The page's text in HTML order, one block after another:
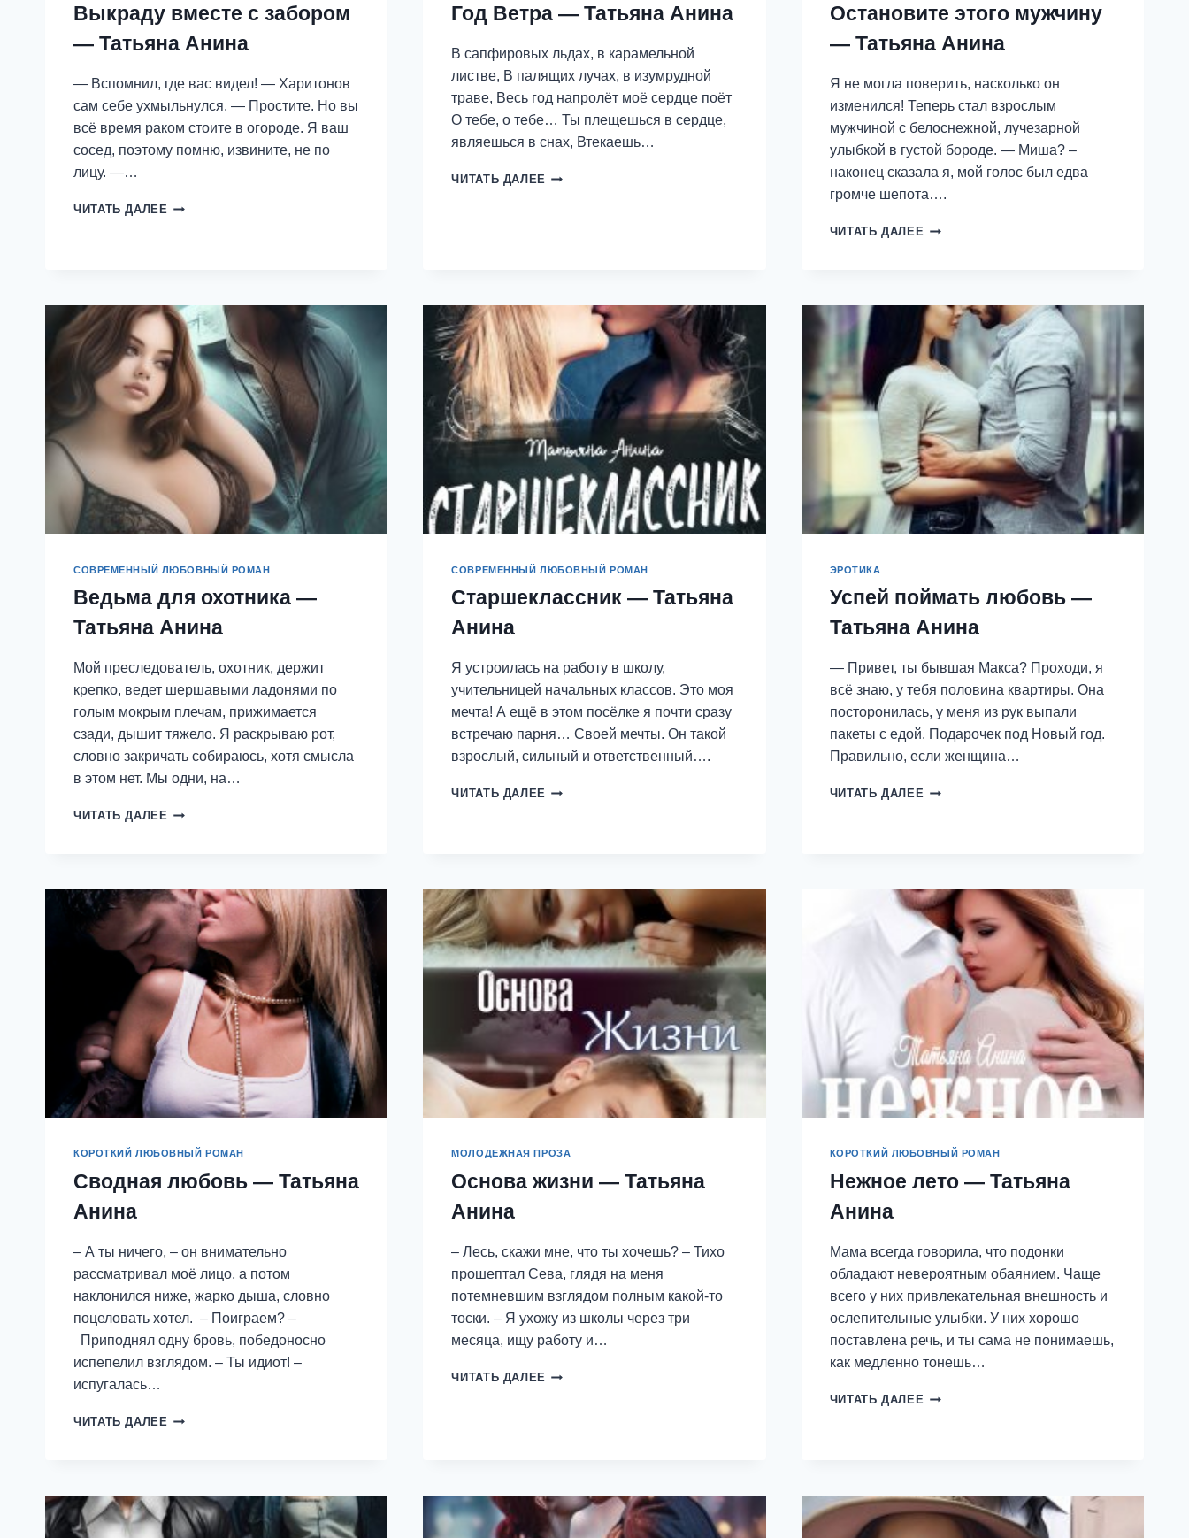
Выкраду вместе с забором
— Татьяна Анина
— Вспомнил, где вас видел! — Харитонов
сам себе ухмыльнулся. — Простите. Но вы
всё время раком стоите в огороде. Я ваш
сосед, поэтому помню, извините, не по
лицу. —…
ЧИТАТЬ ДАЛЕЕ ВЫКРАДУ
АНИНА
Год Ветра — Татьяна Анина
В сапфировых льдах, в карамельной
листве, В палящих лучах, в изумрудной
траве, Весь год напролёт моё сердце поёт
О тебе, о тебе… Ты плещешься в сердце,
являешься в снах, Втекаешь…
ЧИТАТЬ ДАЛЕЕ ГОД
Остановите этого мужчину
— Татьяна Анина
Я не могла поверить, насколько он
изменился! Теперь стал взрослым
мужчиной с белоснежной, лучезарной
улыбкой в густой бороде. — Миша? –
наконец сказала я, мой голос был едва
громче шепота….
ЧИТАТЬ ДАЛЕЕ ОСТАНОВИТЕ
АНИНА
СОВРЕМЕННЫЙ ЛЮБОВНЫЙ РОМАН
Ведьма для охотника —
Татьяна Анина
Мой преследователь, охотник, держит
крепко, ведет шершавыми ладонями по
голым мокрым плечам, прижимается
сзади, дышит тяжело. Я раскрываю рот,
словно закричать собираюсь, хотя смысла
в этом нет. Мы одни, на…
ЧИТАТЬ ДАЛЕЕ ВЕДЬМА
АНИНА
СОВРЕМЕННЫЙ ЛЮБОВНЫЙ РОМАН
Старшеклассник — Татьяна
Анина
Я устроилась на работу в школу,
учительницей начальных классов. Это моя
мечта! А ещё в этом посёлке я почти сразу
встречаю парня… Своей мечты. Он такой
взрослый, сильный и ответственный….
ЧИТАТЬ ДАЛЕЕ СТАРШЕКЛАССНИК
ЭРОТИКА
Успей поймать любовь —
Татьяна Анина
— Привет, ты бывшая Макса? Проходи, я
всё знаю, у тебя половина квартиры. Она
посторонилась, у меня из рук выпали
пакеты с едой. Подарочек под Новый год.
Правильно, если женщина…
ЧИТАТЬ ДАЛЕЕ УСПЕЙ
КОРОТКИЙ ЛЮБОВНЫЙ РОМАН
Сводная любовь — Татьяна
Анина
– А ты ничего, – он внимательно
рассматривал моё лицо, а потом
наклонился ниже, жарко дыша, словно
поцеловать хотел. – Поиграем? –
Приподнял одну бровь, победоносно
испепелил взглядом. – Ты идиот! –
испугалась…
ЧИТАТЬ ДАЛЕЕ СВОДНАЯ
МОЛОДЕЖНАЯ ПРОЗА
Основа жизни — Татьяна
Анина
– Лесь, скажи мне, что ты хочешь? – Тихо
прошептал Сева, глядя на меня
потемневшим взглядом полным какой-то
тоски. – Я ухожу из школы через три
месяца, ищу работу и…
ЧИТАТЬ ДАЛЕЕ ОСНОВА
КОРОТКИЙ ЛЮБОВНЫЙ РОМАН
Нежное лето — Татьяна
Анина
Мама всегда говорила, что подонки
обладают невероятным обаянием. Чаще
всего у них привлекательная внешность и
ослепительные улыбки. У них хорошо
поставлена речь, и ты сама не понимаешь,
как медленно тонешь…
ЧИТАТЬ ДАЛЕЕ НЕЖНОЕ